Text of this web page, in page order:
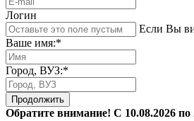
Логин
Если Вы
Ваше имя:*
Город, ВУЗ:*
Продолжить
Обратите внимание! С 10.08.2026 по